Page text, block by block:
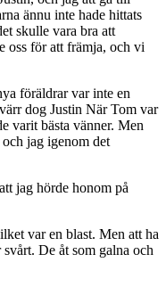
ännu inte hade hittats
skulle vara bra att
oss för att främja, och vi
föräldrar var inte en
dog Justin När Tom var
varit bästa vänner. Men
jag igenom det
jag hörde honom på
var en blast. Men att ha
De åt som galna och